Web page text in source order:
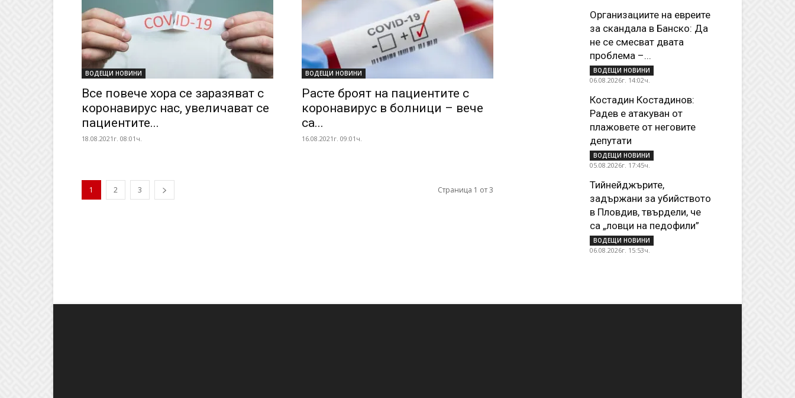
ВОДЕЩИ НОВИНИ
Все повече хора се заразяват с
коронавирус нас, увеличават се
пациентите...
18.08.2021г. 08:01ч.
ВОДЕЩИ НОВИНИ
Расте броят на пациентите с
коронавирус в болници – вече
са...
16.08.2021г. 09:01ч.
1 2 3 Страница 1 от 3
Организациите на евреите
за скандала в Банско: Да
не се смесват двата
проблема –...
ВОДЕЩИ НОВИНИ
06.08.2026г. 14:02ч.
Костадин Костадинов:
Радев е атакуван от
плажoвете от неговите
депутати
ВОДЕЩИ НОВИНИ
05.08.2026г. 17:45ч.
Тийнейджърите,
задържани за убийството
в Пловдив, твърдели, че
са „ловци на педофили”
ВОДЕЩИ НОВИНИ
06.08.2026г. 15:53ч.